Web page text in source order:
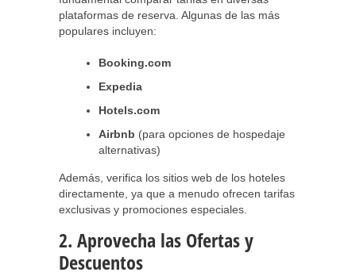
plataformas de reserva. Algunas de las más
populares incluyen:
Booking.com
Expedia
Hotels.com
Airbnb (para opciones de hospedaje
alternativas)
Además, verifica los sitios web de los hoteles
directamente, ya que a menudo ofrecen tarifas
exclusivas y promociones especiales.
2. Aprovecha las Ofertas y
Descuentos